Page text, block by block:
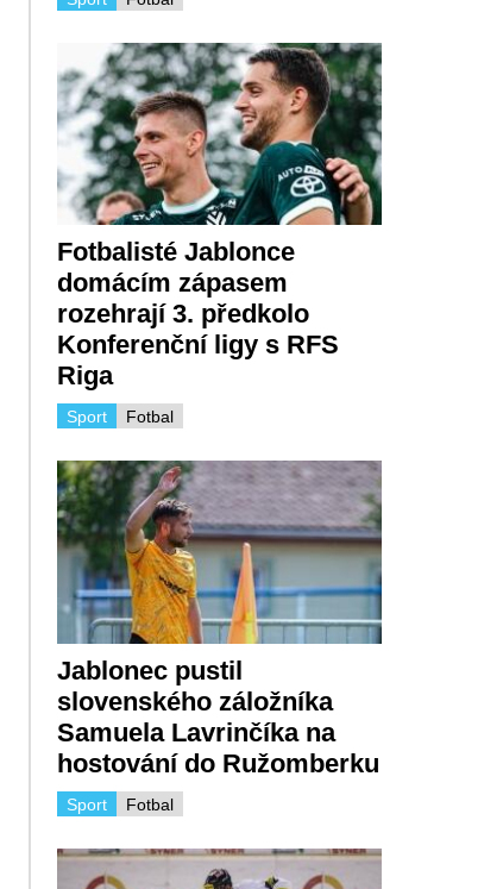
Fotbalisté Jablonce
domácím zápasem
rozehrají 3. předkolo
Konferenční ligy s RFS
Riga
Fotbal
Sport
Jablonec pustil
slovenského záložníka
Samuela Lavrinčíka na
hostování do Ružomberku
Fotbal
Sport